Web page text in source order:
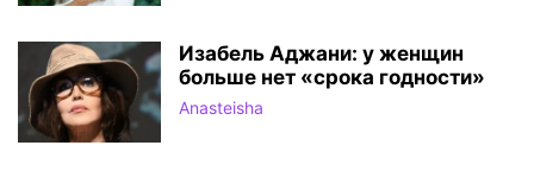
Изабель Аджани: у женщин
больше нет «срока годности»
Anasteisha